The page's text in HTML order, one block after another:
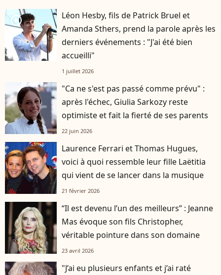
player2
Léon Hesby, fils de Patrick Bruel et
Amanda Sthers, prend la parole après les
derniers événements : "J'ai été bien
accueilli"
1 juillet 2026
"Ca ne s'est pas passé comme prévu" :
après l'échec, Giulia Sarkozy reste
optimiste et fait la fierté de ses parents
22 juin 2026
Laurence Ferrari et Thomas Hugues,
voici à quoi ressemble leur fille Laëtitia
qui vient de se lancer dans la musique
21 février 2026
“Il est devenu l’un des meilleurs” : Jeanne
Mas évoque son fils Christopher,
véritable pointure dans son domaine
23 avril 2026
"J’ai eu plusieurs enfants et j’ai raté